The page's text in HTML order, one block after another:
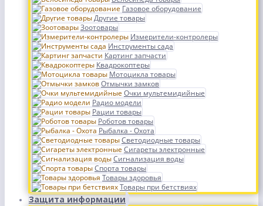
Газовое оборудование
Другие товары
Зоотовары
Измерители-контролеры
Инструменты сада
Картинг запчасти
Квадрокоптеры
Мотоцикла товары
Отмычки замков
Очки мультемидийные
Радио модели
Рации товары
Роботов товары
Рыбалка - Охота
Светодиодные товары
Сигареты электронные
Сигнализация воды
Спорта товары
Товары здоровья
Товары при бетствиях
Защита информации